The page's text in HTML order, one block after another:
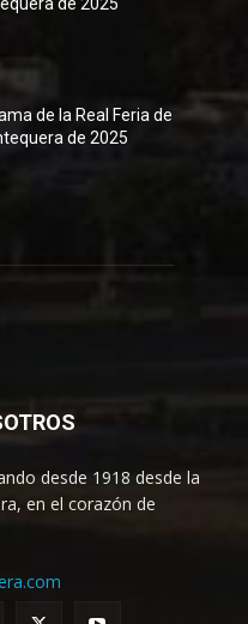
de la Real Feria de
de 2025
desde 1918 desde la
en el corazón de